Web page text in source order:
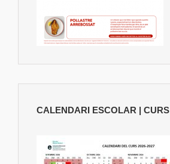
CALENDARI ESCOLAR | CURS